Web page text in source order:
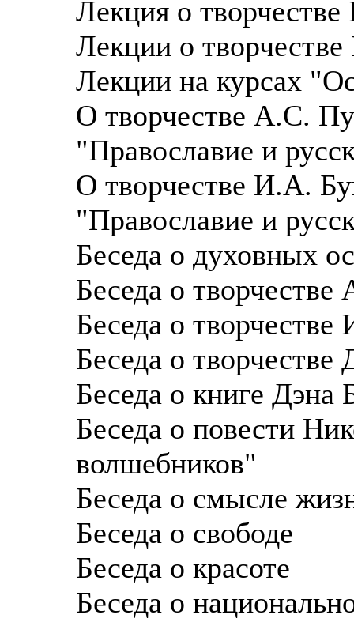
Лекция о
Лекции о
Лекции на курсах
О творчестве А.С.
"Православие и
О творчестве И.А.
"Православие и
Беседа о духовных
Беседа о
Беседа о
Беседа о
Беседа о книге
Беседа о повести
волшебников"
Беседа о смысле
Беседа о свободе
Беседа о красоте
Беседа о